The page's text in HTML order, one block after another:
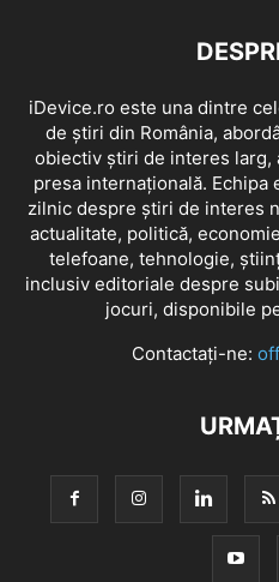
iDevice.ro este una dintre
de știri din România,
obiectiv știri de interes larg,
presa internațională.
zilnic despre știri de interes
actualitate, politică,
telefoane, tehnologie,
inclusiv editoriale despre
jocuri, disponibile
Contactați-ne: